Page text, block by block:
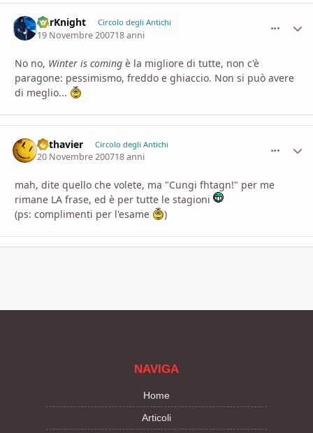
DarKnight Circolo degli Antichi
19 Novembre 200718 anni
No no, Winter is coming è la migliore di tutte, non c'è
paragone: pessimismo, freddo e ghiaccio. Non si può avere
di meglio...
Lothavier Circolo degli Antichi
20 Novembre 200718 anni
mah, dite quello che volete, ma "Cungi fhtagn!" per me
rimane LA frase, ed è per tutte le stagioni
(ps: complimenti per l'esame
)
NAVIGA
Home
Articoli